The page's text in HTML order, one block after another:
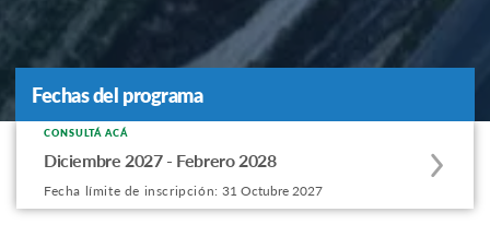
Fechas del programa
Fechas del programa
Apply
to
this
CONSULTÁ ACÁ
Diciembre 2027 - Febrero 2028
Fecha límite de inscripción: 31 Octubre 2027